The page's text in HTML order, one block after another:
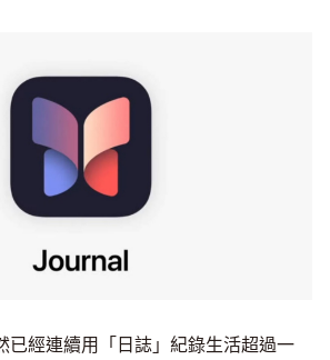
已經連續用「日誌」紀錄生活超過一